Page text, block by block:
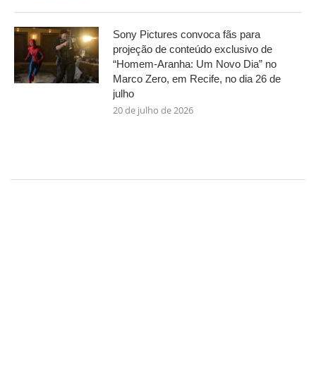
Sony Pictures convoca fãs para
projeção de conteúdo exclusivo de
“Homem-Aranha: Um Novo Dia” no
Marco Zero, em Recife, no dia 26 de
julho
20 de julho de 2026